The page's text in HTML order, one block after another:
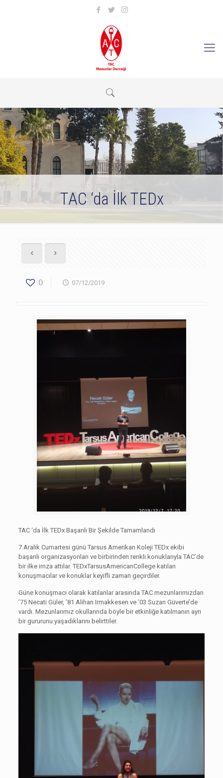
TAC ‘da İlk TEDx
0 07/12/2019
TAC ‘da İlk TEDx Başarılı Bir Şekilde Tamamlandı
7 Aralık Cumartesi günü Tarsus Amerikan Koleji TEDx ekibi
başarılı organizasyonları ve birbirinden renkli konuklarıyla TAC’de
bir ilke imza attılar. TEDxTarsusAmericanCollege katılan
konuşmacılar ve konuklar keyifli zaman geçirdiler.
Güne konuşmacı olarak katılanlar arasında TAC mezunlarımızdan
’75 Necati Güler, ’81 Alihan Irmakkesen ve ’03 Suzan Güverte’de
vardı. Mezunlarımız okullarında böyle bir etkinliğe katılmanın ayrı
bir gururunu yaşadıklarını belirttiler.